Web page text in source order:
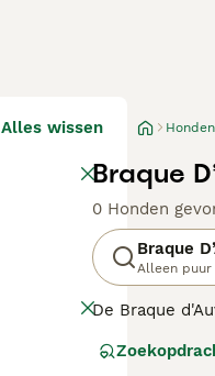
Alles wissen Honden
Braque
0 Honden
Braque
Alleen puur
De Braque